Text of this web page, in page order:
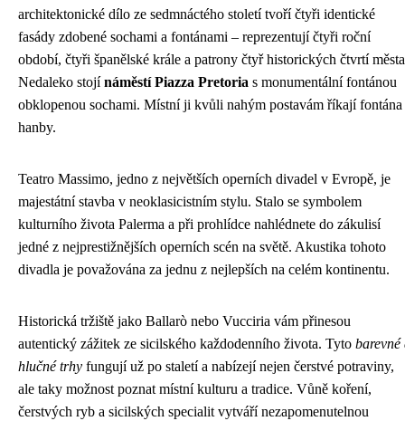
architektonické dílo ze sedmnáctého století tvoří čtyři identické
fasády zdobené sochami a fontánami – reprezentují čtyři roční
období, čtyři španělské krále a patrony čtyř historických čtvrtí
Nedaleko stojínáměstí Piazza Pretoria s monumentální fontánou
obklopenou sochami. Místní ji kvůli nahým postavám říkají fontána
hanby.
Teatro Massimo, jedno z největších operních divadel v Evropě, je
majestátní stavba v neoklasicistním stylu. Stalo se symbolem
kulturního života Palerma a při prohlídce nahlédnete do zákulisí
jedné z nejprestižnějších operních scén na světě. Akustika tohoto
divadla je považována za jednu z nejlepších na celém kontinentu.
Historická tržiště jako Ballarò nebo Vucciria vám přinesou
autentický zážitek ze sicilského každodenního života. Tyto barevné
hlučné trhy fungují už po staletí a nabízejí nejen čerstvé potraviny,
ale taky možnost poznat místní kulturu a tradice. Vůně koření,
čerstvých ryb a sicilských specialit vytváří nezapomenutelnou